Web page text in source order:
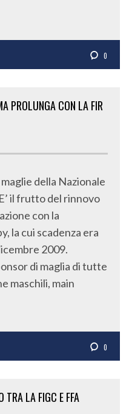
0
PROLUNGA CON LA FIR
della Nazionale
il frutto del rinnovo
con la
la cui scadenza era
2009.
di maglia di tutte
maschili, main
0
LA FIGC E FFA